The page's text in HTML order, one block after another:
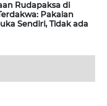
Rudapaksa di
Pakaian
Sendiri, Tidak ada